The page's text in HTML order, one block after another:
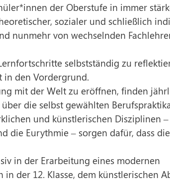
der Oberstufe in immer
sozialer und schließlich
nunmehr von wechselnden
selbstständig zu
in den Vordergrund.
mit der Welt zu eröffnen, finden
die selbst gewählten
und künstlerischen Disziplinen –
die Eurythmie – sorgen dafür, dass die
in der Erarbeitung eines modernen
der 12. Klasse, dem künstlerischen